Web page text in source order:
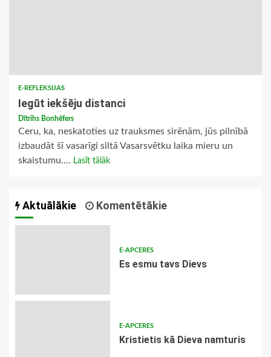
E-REFLEKSIJAS
Iegūt iekšēju distanci
Dītrihs Bonhēfers
Ceru, ka, neskatoties uz trauksmes sirēnām, jūs pilnībā
izbaudāt šī vasarīgi siltā Vasarsvētku laika mieru un
skaistumu.... Lasīt tālāk
Aktuālākie Komentētākie
E-APCERES
Es esmu tavs Dievs
E-APCERES
Kristietis kā Dieva namturis